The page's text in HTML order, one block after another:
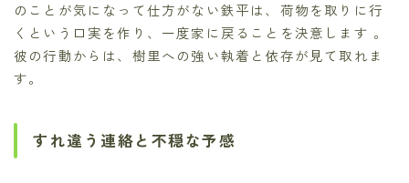
のことが気になって仕方がない鉄平は、荷物を取りに行
くという口実を作り、一度家に戻ることを決意します 。
彼の行動からは、樹里への強い執着と依存が見て取れま
す。
すれ違う連絡と不穏な予感